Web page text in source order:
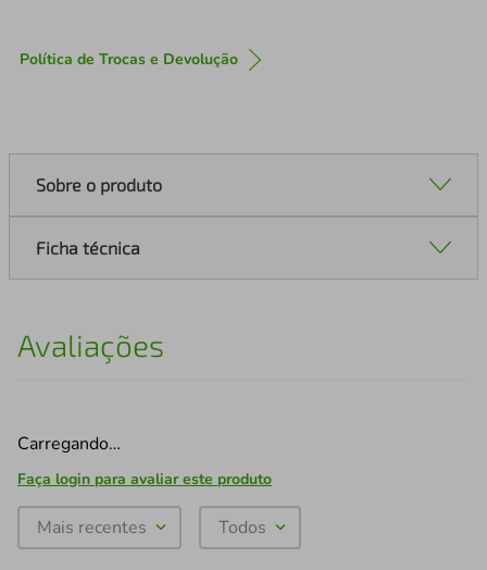
Política de Trocas e Devolução
Sobre o produto
Ficha técnica
Avaliações
Carregando…
Faça login para avaliar este produto
Mais recentes Todos